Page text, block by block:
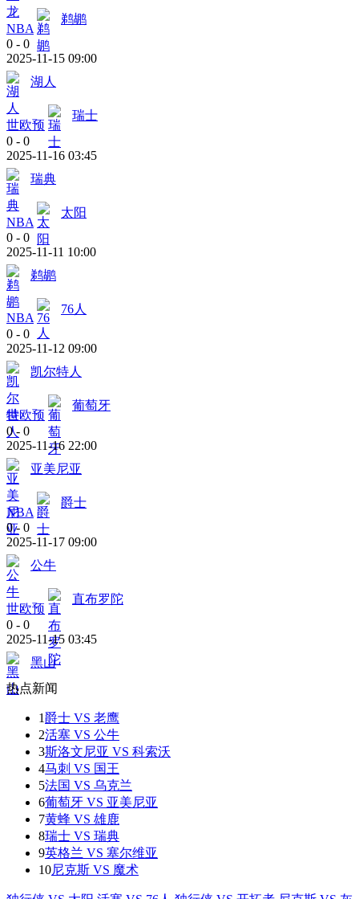
NBA
鹈鹕
0 - 0
2025-11-15 09:00
湖人
世欧预
瑞士
0 - 0
2025-11-16 03:45
瑞典
NBA
太阳
0 - 0
2025-11-11 10:00
鹈鹕
NBA
76人
0 - 0
2025-11-12 09:00
凯尔特人
世欧预
葡萄牙
0 - 0
2025-11-16 22:00
亚美尼亚
NBA
爵士
0 - 0
2025-11-17 09:00
公牛
世欧预
直布罗陀
0 - 0
2025-11-15 03:45
黑山
热点新闻
1爵士 VS 老鹰
2活塞 VS 公牛
3斯洛文尼亚 VS 科索沃
4马刺 VS 国王
5法国 VS 乌克兰
6葡萄牙 VS 亚美尼亚
7黄蜂 VS 雄鹿
8瑞士 VS 瑞典
9英格兰 VS 塞尔维亚
10尼克斯 VS 魔术